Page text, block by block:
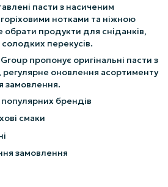
пасти з насиченим
нотками та ніжною
продукти для сніданків,
перекусів.
пропонує оригінальні пасти з
регулярне оновлення асортименту
замовлення.
популярних брендів
смаки
замовлення